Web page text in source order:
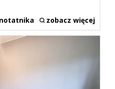
zobacz więcej